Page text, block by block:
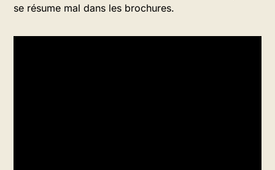
se résume mal dans les brochures.